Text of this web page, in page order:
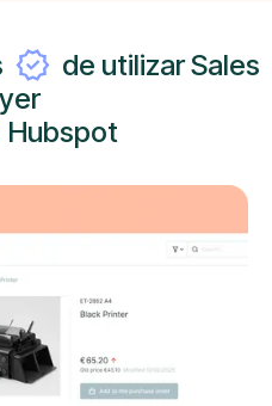
de utilizar Sales
Hubspot